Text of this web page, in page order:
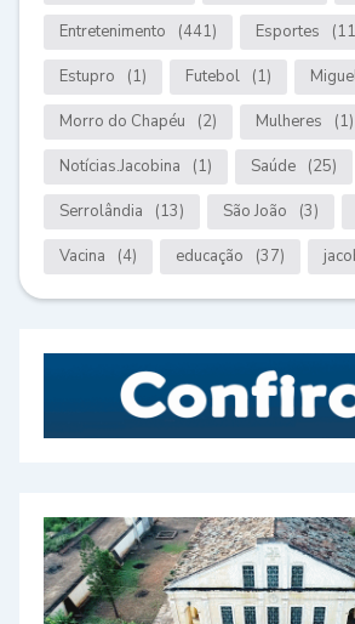
Entretenimento (441) Esportes
Estupro (1) Futebol (1)
Morro do Chapéu (2) Mulheres (1)
Notícias.Jacobina (1) Saúde (25)
Serrolândia (13) São João (3)
Vacina (4) educação (37)